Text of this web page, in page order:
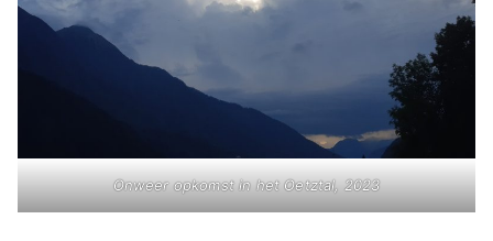
Onweer opkomst in het Oetztal, 2023